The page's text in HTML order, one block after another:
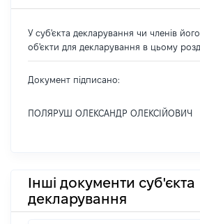
У суб'єкта декларування чи членів його
об'єкти для декларування в цьому
Документ підписано:
ПОЛЯРУШ ОЛЕКСАНДР ОЛЕКСІЙОВИЧ
Інші документи суб'єкта
декларування